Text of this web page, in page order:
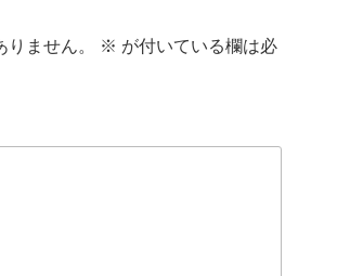
ません。 ※ が付いている欄は必